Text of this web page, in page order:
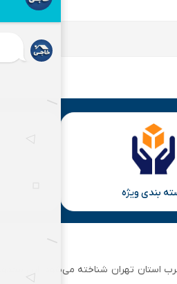
بندی ویژه
غرب استان تهران شناخته می‌شود.